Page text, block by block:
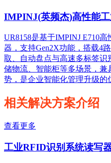
IMPINJ(英频杰)高性能
UR8158是基于IMPINJ E710
器，支持Gen2X功能，搭载4
取、自动盘点与高速多标签
储物流、智能柜等多场景，
势，是企业智能化管理升级的
相关解决方案介绍
查看更多
工业RFID识别系统读写